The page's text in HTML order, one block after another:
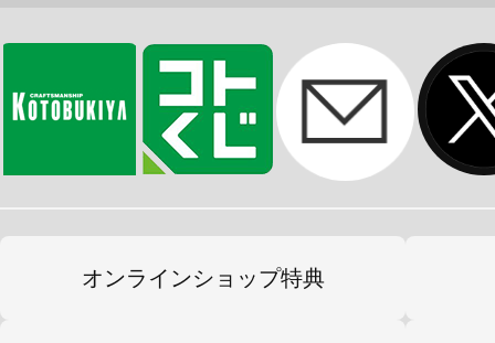
・パッケージは、ロックマンXシリ
ンを数多く担当された「水野 佳祐」
・差し替え用バスター
オンラインショップ特典